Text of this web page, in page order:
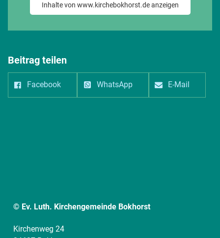
Inhalte von www.kirchebokhorst.de anzeigen
Beitrag teilen
Facebook WhatsApp E-Mail
© Ev. Luth. Kirchengemeinde Bokhorst
Kirchenweg 24